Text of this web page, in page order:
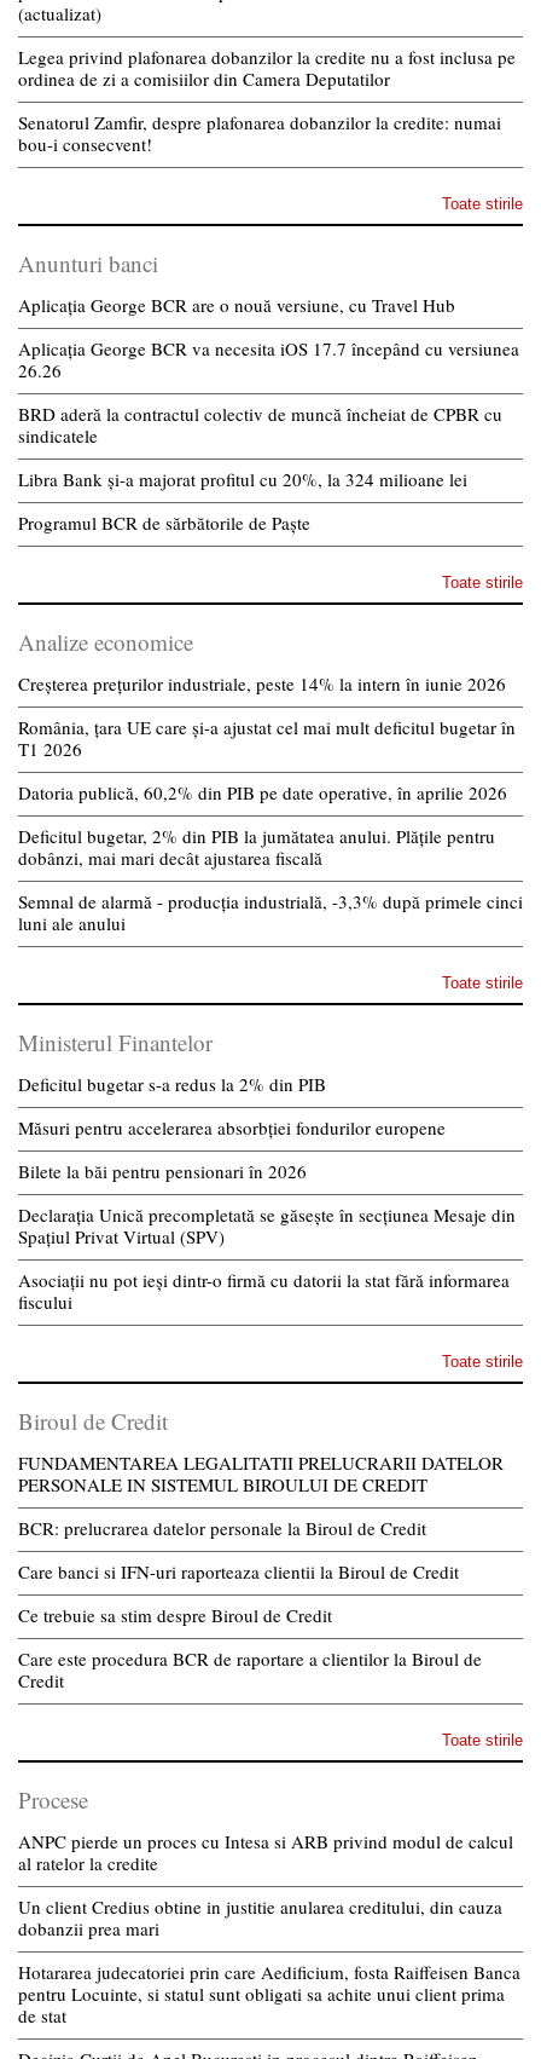
(actualizat)
Legea privind plafonarea dobanzilor la credite nu a fost inclusa pe
ordinea de zi a comisiilor din Camera Deputatilor
Senatorul Zamfir, despre plafonarea dobanzilor la credite: numai
bou-i consecvent!
Toate stirile
Anunturi banci
Aplicația George BCR are o nouă versiune, cu Travel Hub
Aplicația George BCR va necesita iOS 17.7 începând cu versiunea
26.26
BRD aderă la contractul colectiv de muncă încheiat de CPBR cu
sindicatele
Libra Bank și-a majorat profitul cu 20%, la 324 milioane lei
Programul BCR de sărbătorile de Paște
Toate stirile
Analize economice
Creșterea prețurilor industriale, peste 14% la intern în iunie 2026
România, țara UE care și-a ajustat cel mai mult deficitul bugetar în
T1 2026
Datoria publică, 60,2% din PIB pe date operative, în aprilie 2026
Deficitul bugetar, 2% din PIB la jumătatea anului. Plățile pentru
dobânzi, mai mari decât ajustarea fiscală
Semnal de alarmă - producția industrială, -3,3% după primele cinci
luni ale anului
Toate stirile
Ministerul Finantelor
Deficitul bugetar s-a redus la 2% din PIB
Măsuri pentru accelerarea absorbției fondurilor europene
Bilete la băi pentru pensionari în 2026
Declarația Unică precompletată se găsește în secțiunea Mesaje din
Spațiul Privat Virtual (SPV)
Asociații nu pot ieși dintr-o firmă cu datorii la stat fără informarea
fiscului
Toate stirile
Biroul de Credit
FUNDAMENTAREA LEGALITATII PRELUCRARII DATELOR
PERSONALE IN SISTEMUL BIROULUI DE CREDIT
BCR: prelucrarea datelor personale la Biroul de Credit
Care banci si IFN-uri raporteaza clientii la Biroul de Credit
Ce trebuie sa stim despre Biroul de Credit
Care este procedura BCR de raportare a clientilor la Biroul de
Credit
Toate stirile
Procese
ANPC pierde un proces cu Intesa si ARB privind modul de calcul
al ratelor la credite
Un client Credius obtine in justitie anularea creditului, din cauza
dobanzii prea mari
Hotararea judecatoriei prin care Aedificium, fosta Raiffeisen Banca
pentru Locuinte, si statul sunt obligati sa achite unui client prima
de stat